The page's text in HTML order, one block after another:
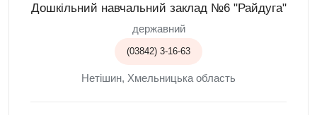
Дошкільний навчальний заклад №6 "Райдуга"
державний
(03842) 3-16-63
Нетішин, Хмельницька область